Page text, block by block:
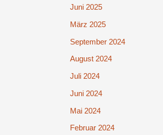
Juni 2025
März 2025
September 2024
August 2024
Juli 2024
Juni 2024
Mai 2024
Februar 2024